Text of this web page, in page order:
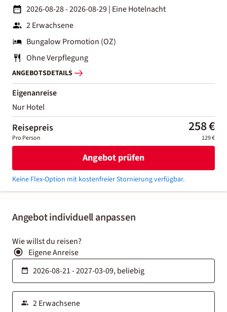
Angebot individuell anpassen
Wie willst du reisen?
Eigene Anreise
2026-08-28 - 2026-08-29| Eine Hotelnacht
2 Erwachsene
Bungalow Promotion (OZ)
Ohne Verpflegung
ANGEBOTSDETAILS
Eigenanreise
Nur Hotel
Reisepreis 258 €
Pro Person 129 €
Angebot prüfen
Keine Flex-Option mit kostenfreier Stornierung verfügbar.